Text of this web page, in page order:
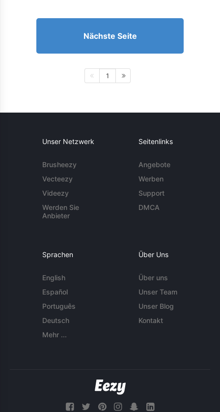
Nächste Seite
1
Unser Netzwerk
Brusheezy
Vecteezy
Videezy
Werden Sie
Anbieter
Seitenlinks
Angebote
Werben
Support
DMCA
Sprachen
English
Español
Português
Deutsch
Mehr ...
Über Uns
Über uns
Unser Team
Unser Blog
Kontakt